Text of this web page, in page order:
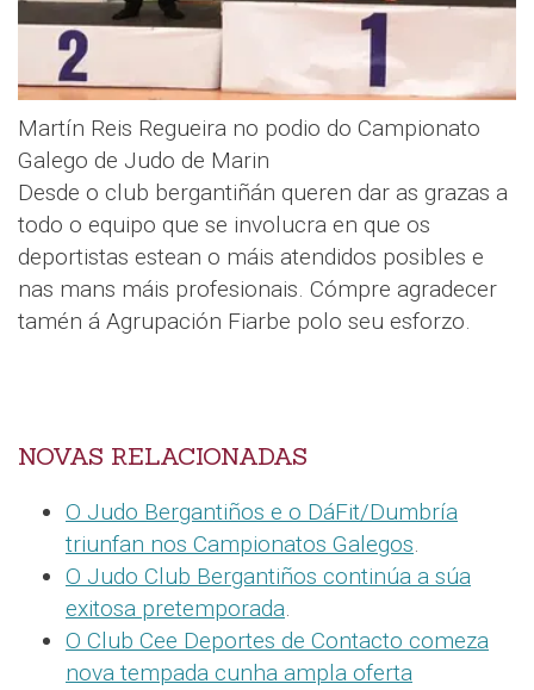
Martín Reis Regueira no podio do Campionato
Galego de Judo de Marin
Desde o club bergantiñán queren dar as grazas a
todo o equipo que se involucra en que os
deportistas estean o máis atendidos posibles e
nas mans máis profesionais. Cómpre agradecer
tamén á Agrupación Fiarbe polo seu esforzo.
NOVAS RELACIONADAS
O Judo Bergantiños e o DáFit/Dumbría
triunfan nos Campionatos Galegos.
O Judo Club Bergantiños continúa a súa
exitosa pretemporada.
O Club Cee Deportes de Contacto comeza
nova tempada cunha ampla oferta